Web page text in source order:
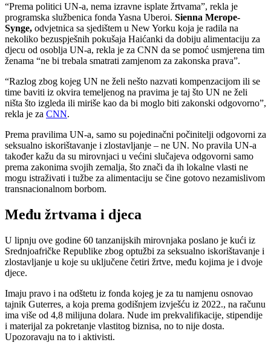
“Prema politici UN-a, nema izravne isplate žrtvama”, rekla je
programska službenica fonda Yasna Uberoi. Sienna Merope-
Synge, odvjetnica sa sjedištem u New Yorku koja je radila na
nekoliko bezuspješnih pokušaja Haićanki da dobiju alimentaciju za
djecu od osoblja UN-a, rekla je za CNN da se pomoć usmjerena tim
ženama “ne bi trebala smatrati zamjenom za zakonska prava”.
“Razlog zbog kojeg UN ne želi nešto nazvati kompenzacijom ili se
time baviti iz okvira temeljenog na pravima je taj što UN ne želi
ništa što izgleda ili miriše kao da bi moglo biti zakonski odgovorno”,
rekla je za CNN.
Prema pravilima UN-a, samo su pojedinačni počinitelji odgovorni za
seksualno iskorištavanje i zlostavljanje – ne UN. No pravila UN-a
također kažu da su mirovnjaci u većini slučajeva odgovorni samo
prema zakonima svojih zemalja, što znači da ih lokalne vlasti ne
mogu istraživati ​​i tužbe za alimentaciju se čine gotovo nezamislivom
transnacionalnom borbom.
Među žrtvama i djeca
U lipnju ove godine 60 tanzanijskih mirovnjaka poslano je kući iz
Srednjoafričke Republike zbog optužbi za seksualno iskorištavanje i
zlostavljanje u koje su uključene četiri žrtve, među kojima je i dvoje
djece.
Imaju pravo i na odštetu iz fonda kojeg je za tu namjenu osnovao
tajnik Guterres, a koja prema godišnjem izvješću iz 2022., na računu
ima više od 4,8 milijuna dolara. Nude im prekvalifikacije, stipendije
i materijal za pokretanje vlastitog biznisa, no to nije dosta.
Upozoravaju na to i aktivisti.